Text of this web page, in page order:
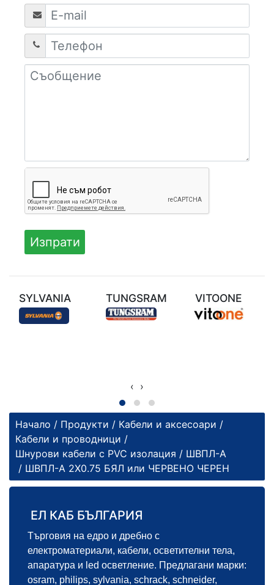
SYLVANIA TUNGSRAM VITOONE
‹ ›
Начало / Продукти / Кабели и аксесоари /
Кабели и проводници /
Шнурови кабели с PVC изолация / ШВПЛ-А
/ ШВПЛ-А 2Х0.75 БЯЛ или ЧЕРВЕНО ЧЕРЕН
ЕЛ КАБ БЪЛГАРИЯ
Търговия на едро и дребно с
електроматериали, кабели, осветителни тела,
апаратура и led осветление. Предлагани марки:
osram, philips, sylvania, schrack, schneider,